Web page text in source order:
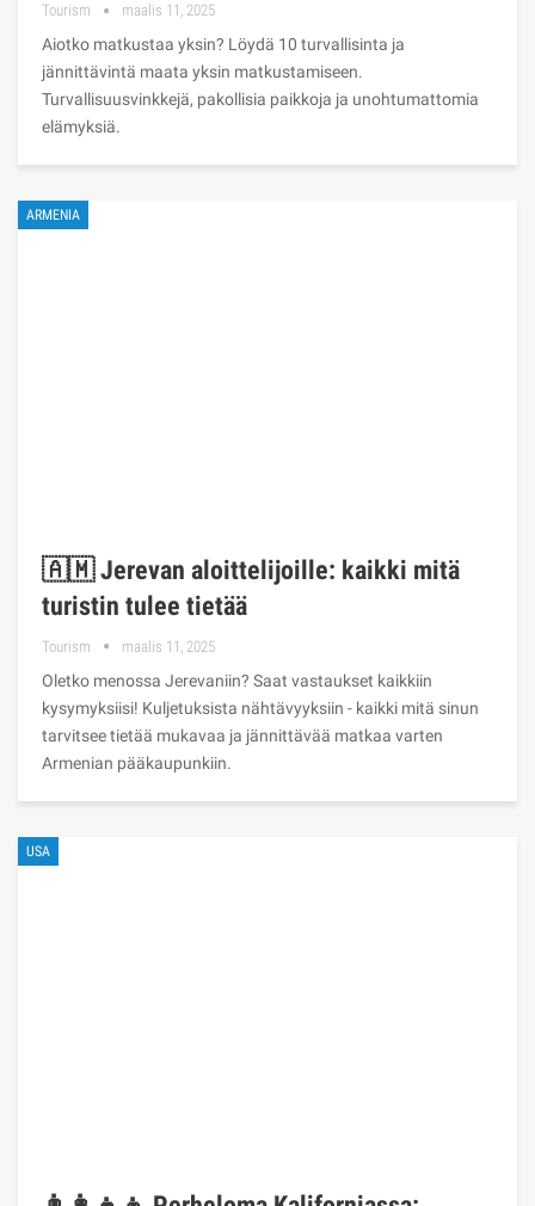
Tourism maalis 11, 2025
Aiotko matkustaa yksin? Löydä 10 turvallisinta ja
jännittävintä maata yksin matkustamiseen.
Turvallisuusvinkkejä, pakollisia paikkoja ja unohtumattomia
elämyksiä.
ARMENIA
🇦🇲 Jerevan aloittelijoille: kaikki mitä
turistin tulee tietää
Tourism maalis 11, 2025
Oletko menossa Jerevaniin? Saat vastaukset kaikkiin
kysymyksiisi! Kuljetuksista nähtävyyksiin - kaikki mitä sinun
tarvitsee tietää mukavaa ja jännittävää matkaa varten
Armenian pääkaupunkiin.
USA